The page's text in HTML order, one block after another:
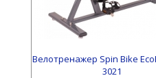
Велотренажер Spin Bike
3021